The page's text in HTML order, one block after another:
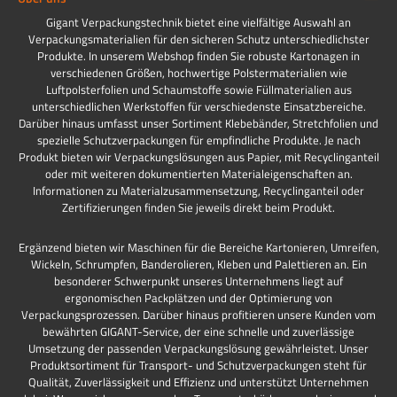
Gigant Verpackungstechnik bietet eine vielfältige Auswahl an
Verpackungsmaterialien für den sicheren Schutz unterschiedlichster
Produkte. In unserem Webshop finden Sie robuste Kartonagen in
verschiedenen Größen, hochwertige Polstermaterialien wie
Luftpolsterfolien und Schaumstoffe sowie Füllmaterialien aus
unterschiedlichen Werkstoffen für verschiedenste Einsatzbereiche.
Darüber hinaus umfasst unser Sortiment Klebebänder, Stretchfolien und
spezielle Schutzverpackungen für empfindliche Produkte. Je nach
Produkt bieten wir Verpackungslösungen aus Papier, mit Recyclinganteil
oder mit weiteren dokumentierten Materialeigenschaften an.
Informationen zu Materialzusammensetzung, Recyclinganteil oder
Zertifizierungen finden Sie jeweils direkt beim Produkt.
Ergänzend bieten wir Maschinen für die Bereiche Kartonieren, Umreifen,
Wickeln, Schrumpfen, Banderolieren, Kleben und Palettieren an. Ein
besonderer Schwerpunkt unseres Unternehmens liegt auf
ergonomischen Packplätzen und der Optimierung von
Verpackungsprozessen. Darüber hinaus profitieren unsere Kunden vom
bewährten GIGANT-Service, der eine schnelle und zuverlässige
Umsetzung der passenden Verpackungslösung gewährleistet. Unser
Produktsortiment für Transport- und Schutzverpackungen steht für
Qualität, Zuverlässigkeit und Effizienz und unterstützt Unternehmen